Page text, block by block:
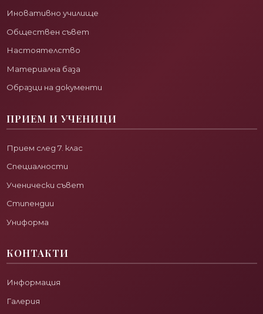
Иновативно училище
Обществен съвет
Настоятелство
Материална база
Образци на документи
ПРИЕМ И УЧЕНИЦИ
Прием след 7. клас
Специалности
Ученически съвет
Стипендии
Униформа
КОНТАКТИ
Информация
Галерия